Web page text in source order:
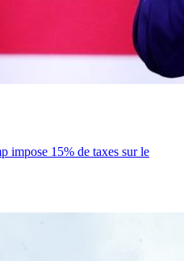
impose 15% de taxes sur le